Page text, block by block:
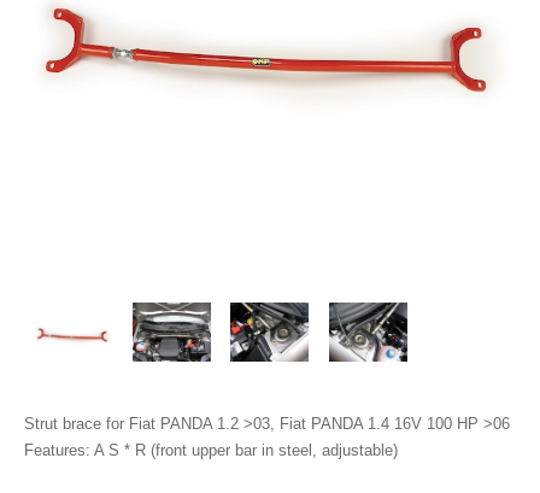
Strut brace for Fiat PANDA 1.2 >03, Fiat PANDA 1.4 16V 100 HP >06
Features: A S * R (front upper bar in steel, adjustable)